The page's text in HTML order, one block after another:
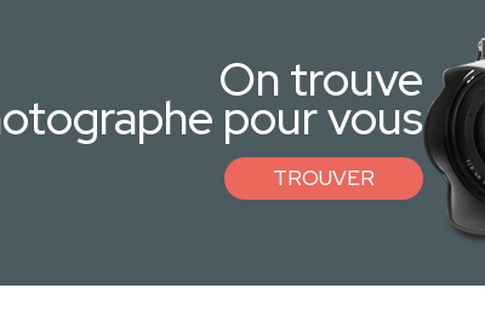
On trouve
pour vous
TROUVER